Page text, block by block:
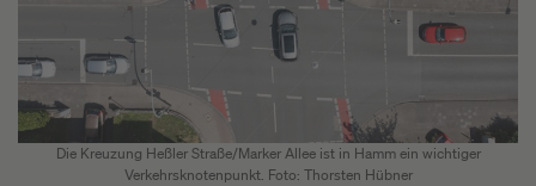
Die Kreuzung Heßler Straße/Marker Allee ist in Hamm ein wichtiger
Verkehrsknotenpunkt. Foto: Thorsten Hübner